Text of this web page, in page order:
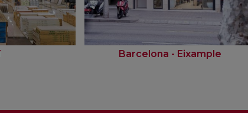
Barcelona - Eixample